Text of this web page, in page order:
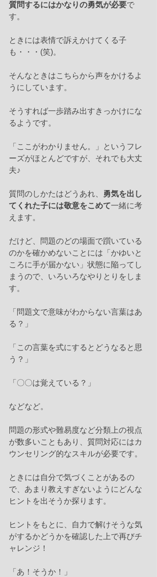
質問するにはかなりの勇気が必要で
す。
ときには表情で訴えかけてくる子
も・・・(笑)。
そんなときはこちらから声をかけるよ
うにしています。
そうすれば一歩踏み出すきっかけにな
るようです。
「ここがわかりません。」というフレ
ーズがほとんどですが、それでも大丈
夫♪
質問のしかたはどうあれ、
勇気を出し
てくれた子には敬意をこめて一緒に考
えます。
だけど、問題のどの場面で躓いている
のかを確かめないことには「かゆいと
ころに手が届かない」状態に陥ってし
まうので、いろいろなやりとりをしま
す。
「問題文で意味がわからない言葉はあ
る？」
「この言葉を式にするとどうなると思
う？」
「〇〇は覚えている？」
などなど。
問題の形式や難易度など分類上の視点
が数多いこともあり、質問対応にはカ
ウンセリング的なスキルが必要です。
ときには自分で気づくことがあるの
で、あまり教えすぎないようにどんな
ヒントを出そうか探ります。
ヒントをもとに、自力で解けそうな気
がするかどうかを確認した上で再びチ
ャレンジ！
「あ！そうか！」